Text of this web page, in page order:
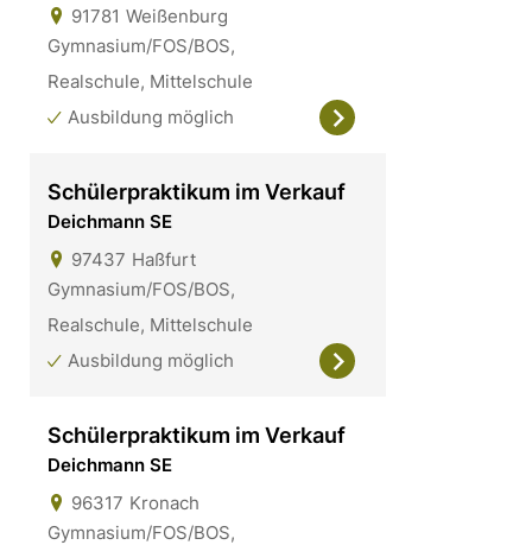
91781 Weißenburg
Gymnasium/FOS/BOS,
Realschule, Mittelschule
Ausbildung möglich
Schülerpraktikum im Verkauf
Deichmann SE
97437 Haßfurt
Gymnasium/FOS/BOS,
Realschule, Mittelschule
Ausbildung möglich
Schülerpraktikum im Verkauf
Deichmann SE
96317 Kronach
Gymnasium/FOS/BOS,